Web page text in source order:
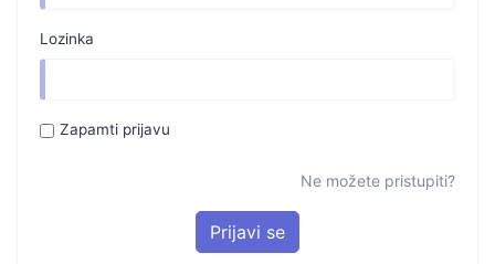
Lozinka
Zapamti prijavu
Ne možete pristupiti?